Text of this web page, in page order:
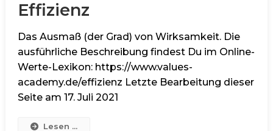
Effizienz
Das Ausmaß (der Grad) von Wirksamkeit. Die
ausführliche Beschreibung findest Du im Online-
Werte-Lexikon: https://www.values-
academy.de/effizienz Letzte Bearbeitung dieser
Seite am 17. Juli 2021
Lesen ...